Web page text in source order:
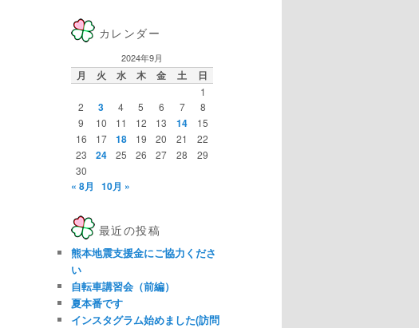
カレンダー
2024年9月
月 火 水 木 金 土 日
1
2
3 4 5 6 7
8
9
10 11 12 13 14
15
16
17 18 19 20 21
22
23
24 25 26 27 28
29
30
« 8月 10月 »
最近の投稿
熊本地震支援金にご協力くださ
い
自転車講習会（前編）
夏本番です
インスタグラム始めました(訪問